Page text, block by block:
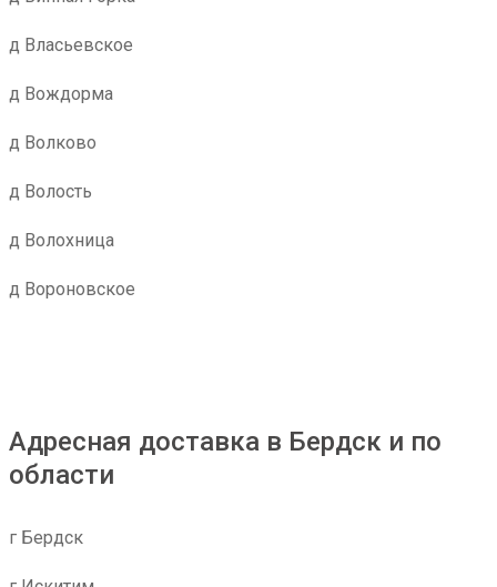
д Власьевское
д Вождорма
д Волково
д Волость
д Волохница
д Вороновское
Адресная доставка в Бердск и по
области
г Бердск